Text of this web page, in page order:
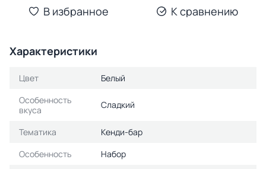
В избранное К сравнению
Характеристики
Цвет
Белый
Особенность
вкуса
Сладкий
Тематика
Кенди-бар
Особенность
Набор